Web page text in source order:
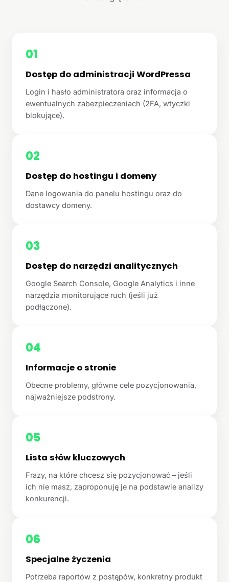
01
Dostęp do administracji WordPressa
Login i hasło administratora oraz informacja o
ewentualnych zabezpieczeniach (2FA, wtyczki
blokujące).
02
Dostęp do hostingu i domeny
Dane logowania do panelu hostingu oraz do
dostawcy domeny.
03
Dostęp do narzędzi analitycznych
Google Search Console, Google Analytics i inne
narzędzia monitorujące ruch (jeśli już
podłączone).
04
Informacje o stronie
Obecne problemy, główne cele pozycjonowania,
najważniejsze podstrony.
05
Lista słów kluczowych
Frazy, na które chcesz się pozycjonować – jeśli
ich nie masz, zaproponuję je na podstawie analizy
konkurencji.
06
Specjalne życzenia
Potrzeba raportów z postępów, konkretny produkt